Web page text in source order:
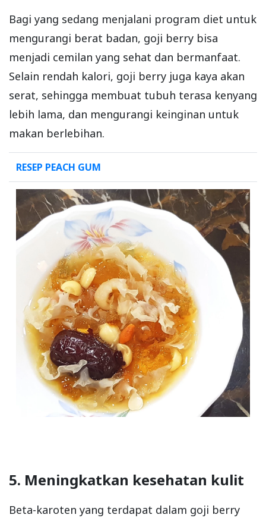
Bagi yang sedang menjalani program diet untuk
mengurangi berat badan, goji berry bisa
menjadi cemilan yang sehat dan bermanfaat.
Selain rendah kalori, goji berry juga kaya akan
serat, sehingga membuat tubuh terasa kenyang
lebih lama, dan mengurangi keinginan untuk
makan berlebihan.
RESEP PEACH GUM
5. Meningkatkan kesehatan kulit
Beta-karoten yang terdapat dalam goji berry